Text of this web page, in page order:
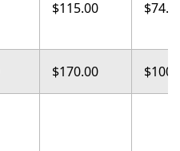
$115.00
$170.00